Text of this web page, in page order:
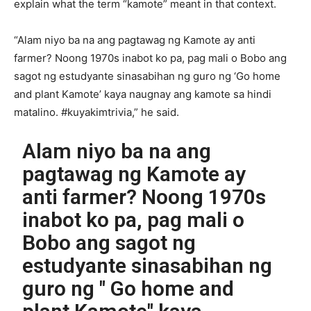
explain what the term “kamote” meant in that context.
“Alam niyo ba na ang pagtawag ng Kamote ay anti
farmer? Noong 1970s inabot ko pa, pag mali o Bobo ang
sagot ng estudyante sinasabihan ng guro ng ‘Go home
and plant Kamote’ kaya naugnay ang kamote sa hindi
matalino. #kuyakimtrivia,” he said.
Alam niyo ba na ang
pagtawag ng Kamote ay
anti farmer? Noong 1970s
inabot ko pa, pag mali o
Bobo ang sagot ng
estudyante sinasabihan ng
guro ng " Go home and